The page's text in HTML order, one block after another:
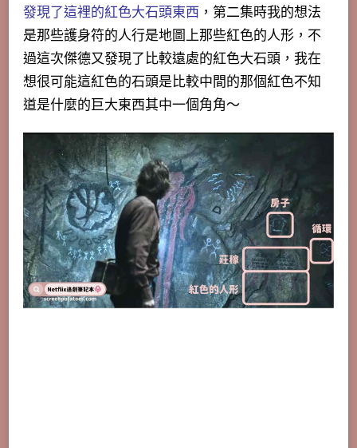
發現了這裡的紅色大石頭東西 ，第二集時我的想法
是那些護身符的人行是地圖上那些紅色的人形，不
過這次傑德又發現了比較遠處的紅色大石頭，我在
想很可能這紅色的石頭是比較中間的那個紅色不知
道是什麼的巨大東西其中一個角角～